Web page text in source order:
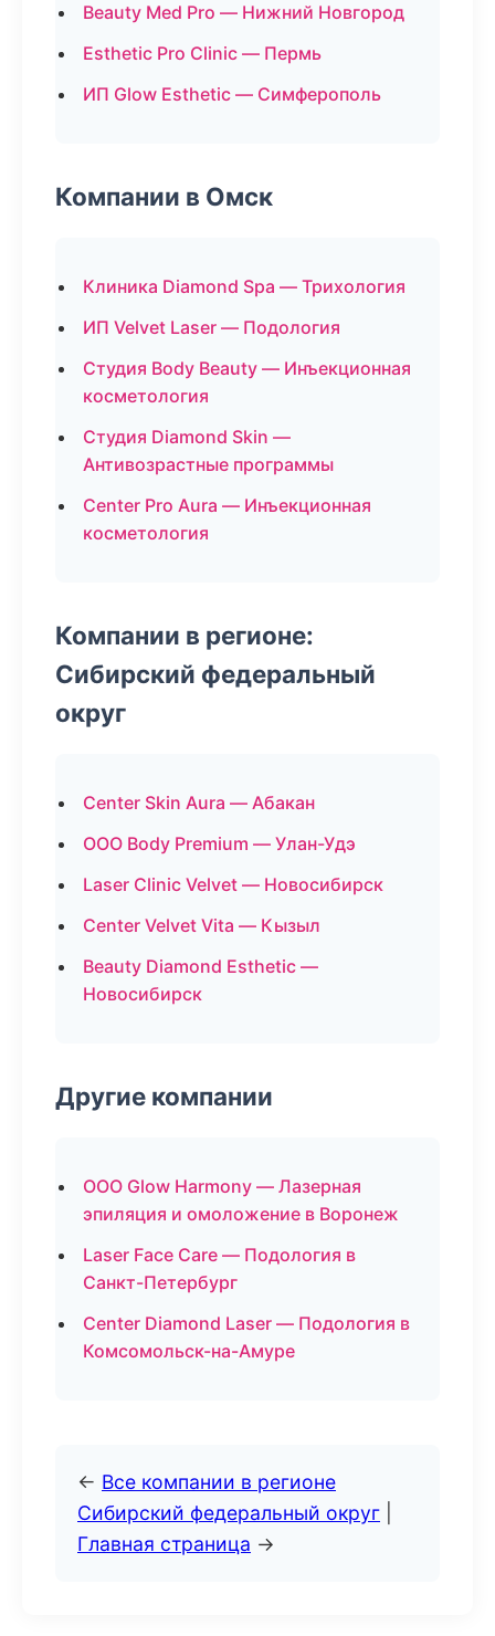
Beauty Med Pro — Нижний Новгород
Esthetic Pro Clinic — Пермь
ИП Glow Esthetic — Симферополь
Компании в Омск
Клиника Diamond Spa — Трихология
ИП Velvet Laser — Подология
Студия Body Beauty — Инъекционная
косметология
Студия Diamond Skin —
Антивозрастные программы
Center Pro Aura — Инъекционная
косметология
Компании в регионе:
Сибирский федеральный
округ
Center Skin Aura — Абакан
ООО Body Premium — Улан-Удэ
Laser Clinic Velvet — Новосибирск
Center Velvet Vita — Кызыл
Beauty Diamond Esthetic —
Новосибирск
Другие компании
ООО Glow Harmony — Лазерная
эпиляция и омоложение в Воронеж
Laser Face Care — Подология в
Санкт-Петербург
Center Diamond Laser — Подология в
Комсомольск-на-Амуре
← Все компании в регионе
Сибирский федеральный округ
Главная страница →